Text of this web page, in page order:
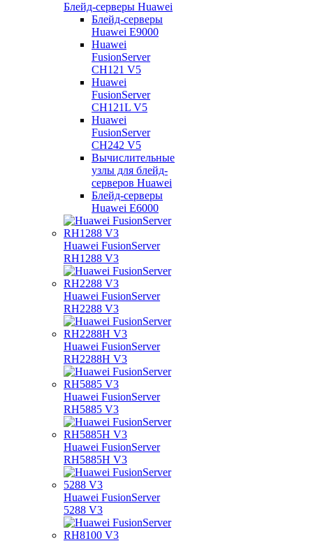
Блейд-серверы Huawei
Блейд-серверы
Huawei E9000
Huawei
FusionServer
CH121 V5
Huawei
FusionServer
CH121L V5
Huawei
FusionServer
CH242 V5
Вычислительные
узлы для блейд-
серверов Huawei
Блейд-серверы
Huawei E6000
Huawei FusionServer
RH1288 V3
Huawei FusionServer
RH2288 V3
Huawei FusionServer
RH2288H V3
Huawei FusionServer
RH5885 V3
Huawei FusionServer
RH5885H V3
Huawei FusionServer
5288 V3